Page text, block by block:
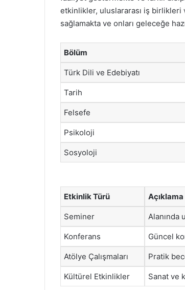
etkinlikler, uluslararası iş birlikleri
sağlamakta ve onları geleceğe
Bölüm
Türk Dili ve Edebiyatı
Tarih
Felsefe
Psikoloji
Sosyoloji
Etkinlik Türü Açıklama
Seminer Alanında
Konferans Güncel
Atölye Çalışmaları Pratik
Kültürel Etkinlikler Sanat ve